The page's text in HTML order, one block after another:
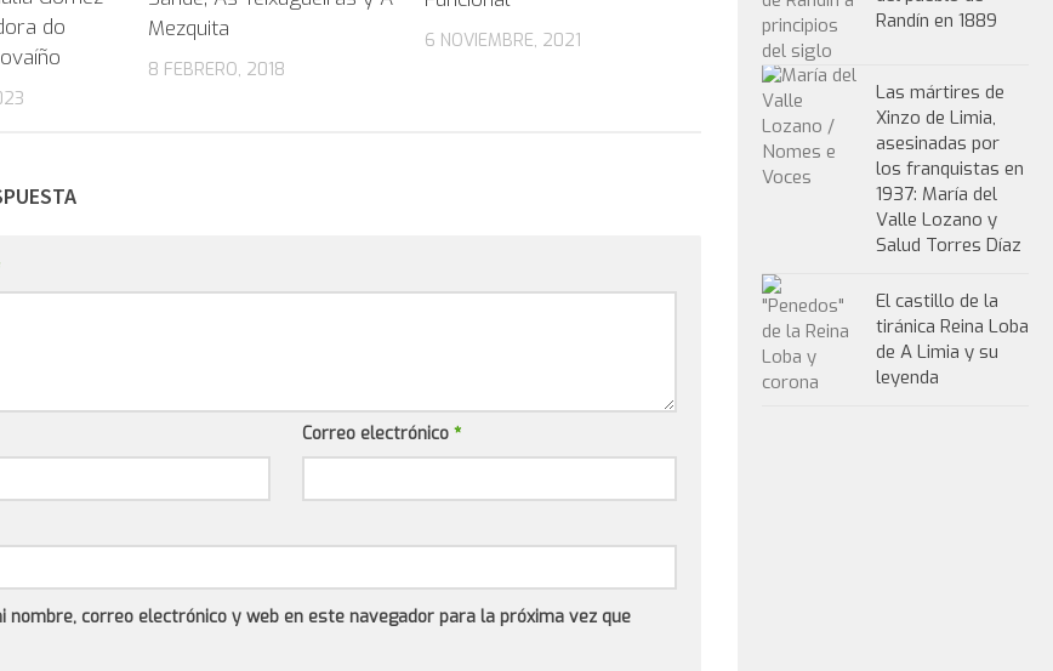
do
Mezquita
8 FEBRERO, 2018
6 NOVIEMBRE, 2021
Correo electrónico *
nombre, correo electrónico y web en este navegador para la próxima vez que
Randín en 1889
Las mártires de
Xinzo de Limia,
asesinadas por
los franquistas en
1937: María del
Valle Lozano y
Salud Torres Díaz
El castillo de la
tiránica Reina Loba
de A Limia y su
leyenda